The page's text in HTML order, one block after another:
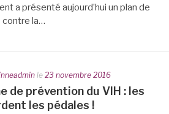
a présenté aujourd’hui un plan de
contre la…
le 23 novembre 2016
de prévention du VIH : les
les pédales !